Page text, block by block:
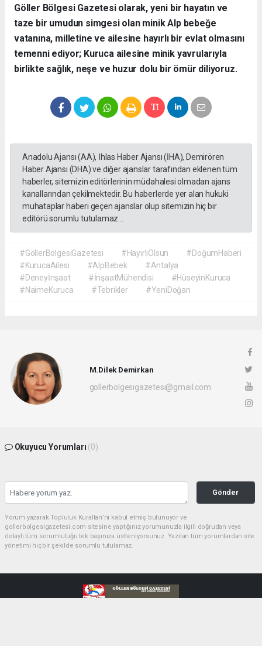
​Göller Bölgesi Gazetesi olarak, yeni bir hayatın ve
taze bir umudun simgesi olan minik Alp bebeğe
vatanına, milletine ve ailesine hayırlı bir evlat olmasını
temenni ediyor; Kuruca ailesine minik yavrularıyla
birlikte sağlık, neşe ve huzur dolu bir ömür diliyoruz.
Anadolu Ajansı (AA), İhlas Haber Ajansı (İHA), Demirören
Haber Ajansı (DHA) ve diğer ajanslar tarafından eklenen tüm
haberler, sitemizin editörlerinin müdahalesi olmadan ajans
kanallarından çekilmektedir. Bu haberlerde yer alan hukuki
muhataplar haberi geçen ajanslar olup sitemizin hiç bir
editörü sorumlu tutulamaz...
#GöllerBölgesiGazetesi #HayırlıOlsun
#DoğumHaberi
#KurucaAilesi
#AlpBebek
#Antalya
#Deneyİnşaat
#İnşaatMühendisi
#HüseyinKuruca
#NaimeKuruca
#Tebrikler #YeniDoğan
M.Dilek Demirkan
gollerbolgesigazetesi@gmail.com
Okuyucu Yorumları (0)
Gönder
Yorum yazarak Topluluk Kuralları’nı kabul etmiş bulunuyor ve
gollerbolgesigazetesi.com sitesine yaptığınız yorumunuzla ilgili doğrudan veya
dolaylı tüm sorumluluğu tek başınıza üstleniyorsunuz. Yazılan tüm yorumlardan site
yönetimi hiçbir şekilde sorumlu tutulamaz.